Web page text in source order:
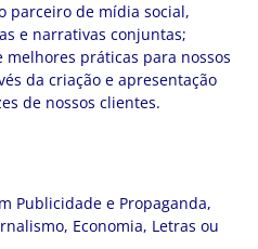
parceiro de mídia social,
e narrativas conjuntas;
práticas para nossos
da criação e apresentação
de nossos clientes.
Publicidade e Propaganda,
Economia, Letras ou